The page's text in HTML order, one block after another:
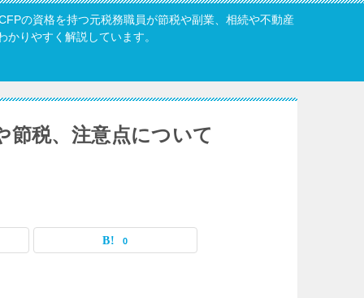
の資格を持つ元税務職員が節税や副業、相続や不動産
りやすく解説しています。
節税、注意点について
0